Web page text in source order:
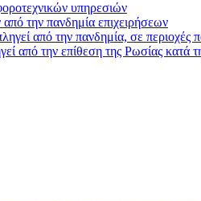
υπηρεσιών
την πανδημία επιχειρήσεων
από την πανδημία, σε περιοχές
από την επίθεση της Ρωσίας κατά